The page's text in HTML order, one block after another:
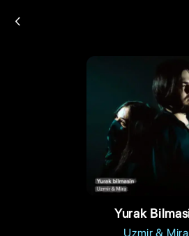
Yurak
Uzmir & Mira